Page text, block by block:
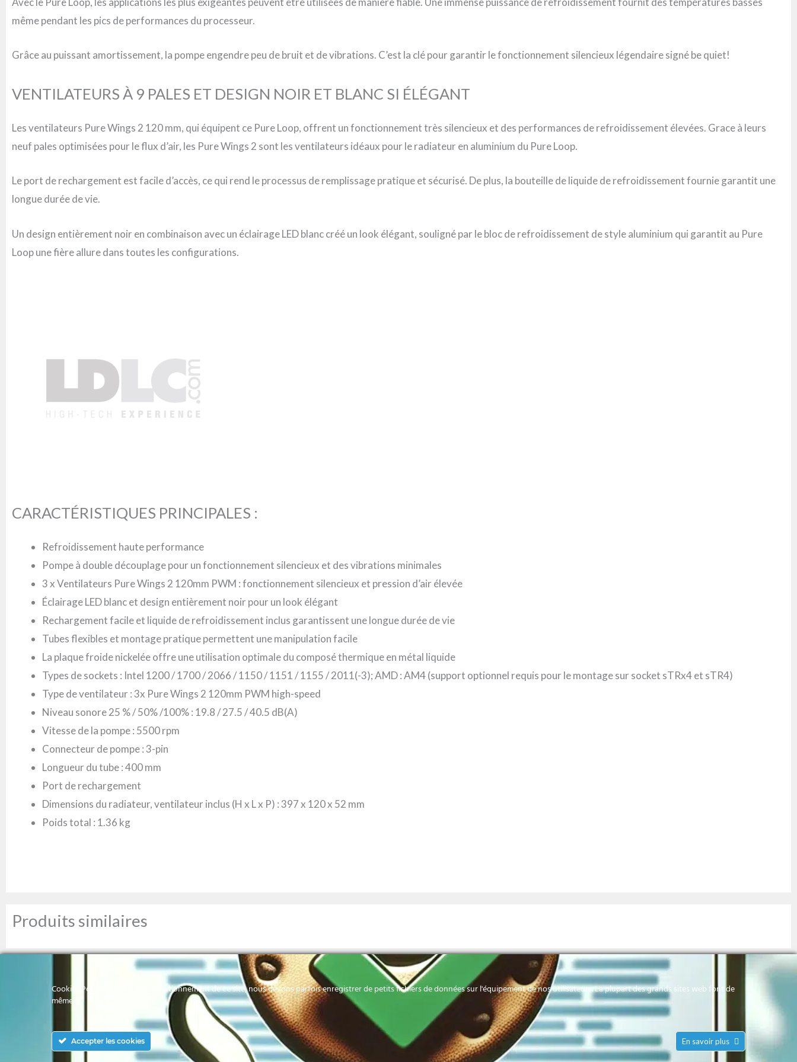
même pendant les pics de performances du processeur.
Grâce au puissant amortissement, la pompe engendre peu de bruit et de vibrations. C’est la clé pour garantir le fonctionnement silencieux légendaire signé be quiet!
VENTILATEURS À 9 PALES ET DESIGN NOIR ET BLANC SI ÉLÉGANT
Les ventilateurs Pure Wings 2 120 mm, qui équipent ce Pure Loop, offrent un fonctionnement très silencieux et des performances de refroidissement élevées. Grace à leurs
neuf pales optimisées pour le flux d’air, les Pure Wings 2 sont les ventilateurs idéaux pour le radiateur en aluminium du Pure Loop.
Le port de rechargement est facile d’accès, ce qui rend le processus de remplissage pratique et sécurisé. De plus, la bouteille de liquide de refroidissement fournie garantit une
longue durée de vie.
Un design entièrement noir en combinaison avec un éclairage LED blanc créé un look élégant, souligné par le bloc de refroidissement de style aluminium qui garantit au Pure
Loop une fière allure dans toutes les configurations.
CARACTÉRISTIQUES PRINCIPALES :
Refroidissement haute performance
Pompe à double découplage pour un fonctionnement silencieux et des vibrations minimales
3 x Ventilateurs Pure Wings 2 120mm PWM : fonctionnement silencieux et pression d’air élevée
Éclairage LED blanc et design entièrement noir pour un look élégant
Rechargement facile et liquide de refroidissement inclus garantissent une longue durée de vie
Tubes flexibles et montage pratique permettent une manipulation facile
La plaque froide nickelée offre une utilisation optimale du composé thermique en métal liquide
Types de sockets : Intel 1200 / 1700 / 2066 / 1150 / 1151 / 1155 / 2011(-3); AMD : AM4 (support optionnel requis pour le montage sur socket sTRx4 et sTR4)
Type de ventilateur : 3x Pure Wings 2 120mm PWM high-speed
Niveau sonore 25 % / 50% /100% : 19.8 / 27.5 / 40.5 dB(A)
Vitesse de la pompe : 5500 rpm
Connecteur de pompe : 3-pin
Longueur du tube : 400 mm
Port de rechargement
Dimensions du radiateur, ventilateur inclus (H x L x P) : 397 x 120 x 52 mm
Poids total : 1.36 kg
Produits similaires
Votre référence informatique en Polynésie
Française
Contactez-nous
40 52 34 00
CyberTECH
contact@cybertech-
HORAIRES
Lundi-Vendredi: 8h00 à 17h00
Samedi: 8h00 à 12h00
Cookies Pour assurer le bon fonctionnement de ce site, nous devons parfois enregistrer de petits fichiers de données sur l'équipement de nos utilisateurs. La plupart des grands sites web font de
même.
Accepter les cookies En savoir plus